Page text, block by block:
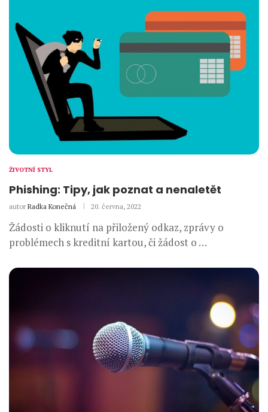
ŽIVOTNÍ STYL
Phishing: Tipy, jak poznat a nenaletět
autor Radka Konečná 20. června, 2022
Žádosti o kliknutí na přiložený odkaz, zprávy o
problémech s kreditní kartou, či žádost o …